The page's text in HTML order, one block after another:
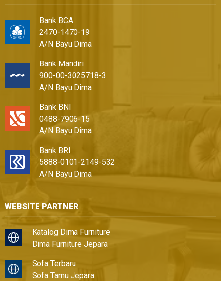
Bank BCA
2470-1470-19
A/N Bayu Dima
Bank Mandiri
900-00-3025718-3
A/N Bayu Dima
Bank BNI
0488-7906-15
A/N Bayu Dima
Bank BRI
5888-0101-2149-532
A/N Bayu Dima
WEBSITE PARTNER
Katalog Dima Furniture
Dima Furniture Jepara
Sofa Terbaru
Sofa Tamu Jepara